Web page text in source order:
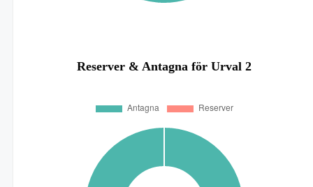
Reserver & Antagna för Urval 2